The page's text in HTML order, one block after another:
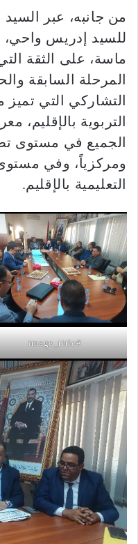
من جانبه، عبر
للسيد إدريس
ماسة، على الثقة
المرحلة السابقة
التشاركي التي
التربوية بالإقليم،
الجميع في مستوى
ومركزياً، وفي
التعليمية بالإقليم.
#image_title